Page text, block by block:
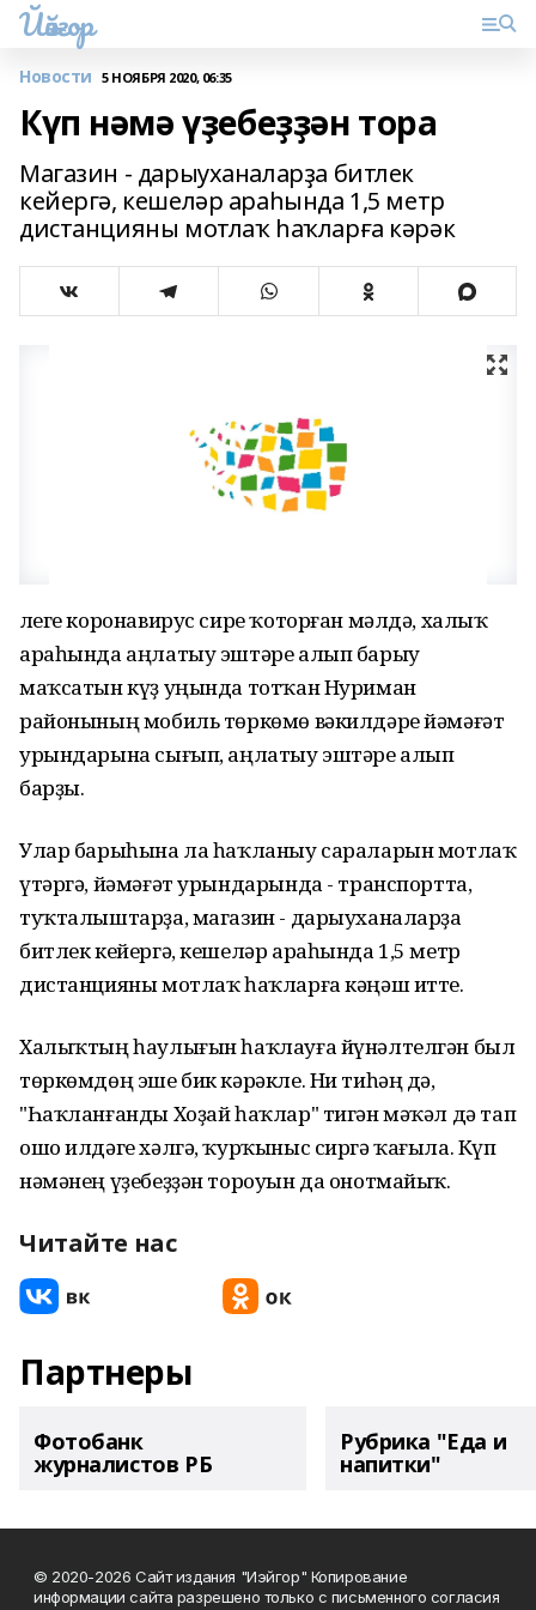
Йәйғор
Новости 5 НОЯБРЯ 2020, 06:35
Күп нәмә үҙебеҙҙән тора
Магазин - дарыуханаларҙа битлек
кейергә, кешеләр араһында 1,5 метр
дистанцияны мотлаҡ һаҡларға кәрәк
Әлеге коронавирус сире ҡоторған мәлдә, халыҡ
араһында аңлатыу эштәре алып барыу
маҡсатын күҙ уңында тотҡан Нуриман
районының мобиль төркөмө вәкилдәре йәмәғәт
урындарына сығып, аңлатыу эштәре алып
барҙы.
Улар барыһына ла һаҡланыу сараларын мотлаҡ
үтәргә, йәмәғәт урындарында - транспортта,
туҡталыштарҙа, магазин - дарыуханаларҙа
битлек кейергә, кешеләр араһында 1,5 метр
дистанцияны мотлаҡ һаҡларға кәңәш итте.
Халыҡтың һаулығын һаҡлауға йүнәлтелгән был
төркөмдөң эше бик кәрәкле. Ни тиһәң дә,
"Һаҡланғанды Хоҙай һаҡлар" тигән мәҡәл дә тап
ошо илдәге хәлгә, ҡурҡыныс сиргә ҡағыла. Күп
нәмәнең үҙебеҙҙән тороуын да онотмайыҡ.
Читайте нас
Партнеры
Фотобанк
журналистов РБ
Рубрика "Еда и
напитки"
© 2020-2026 Сайт издания "Иэйгор" Копирование
информации сайта разрешено только с письменного согласия